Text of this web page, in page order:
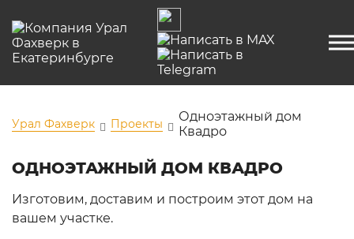
Урал Фахверк Проекты
Одноэтажный дом
Квадро
ОДНОЭТАЖНЫЙ ДОМ КВАДРО
Изготовим, доставим и построим этот дом на
вашем участке.